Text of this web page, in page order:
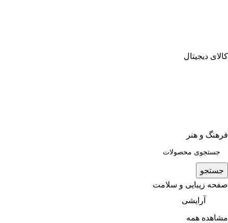
کالای دیجیتال
فرهنگ و هنر
جستجو
صفحه زیبایی و سلامت
آرایشی
مشاهده همه